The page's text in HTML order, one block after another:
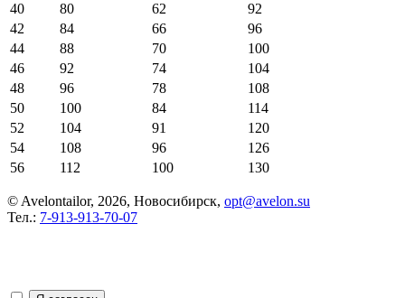
40
80 62
92
42
84 66
96
44
88 70
100
46
92 74
104
48
96 78
108
50
100 84
114
52
104 91
120
54
108 96
126
56
112 100 130
© Avelontailor, 2026, Новосибирск, opt@avelon.su
Тел.: 7-913-913-70-07